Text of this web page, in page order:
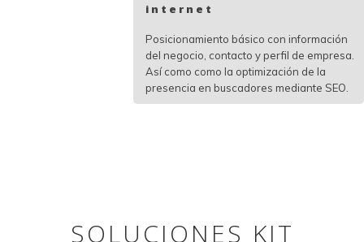
internet
Posicionamiento básico con información
del negocio, contacto y perfil de empresa.
Así como como la optimización de la
presencia en buscadores mediante SEO.
SOLUCIONES KIT